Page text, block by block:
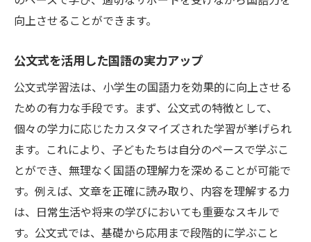
向上させることができます。
公文式を活用した国語の実力アップ
公文式学習法は、小学生の国語力を効果的に向上させる
ための有力な手段です。まず、公文式の特徴として、
個々の学力に応じたカスタマイズされた学習が挙げられ
ます。これにより、子どもたちは自分のペースで学ぶこ
とができ、無理なく国語の理解力を深めることが可能で
す。例えば、文章を正確に読み取り、内容を理解する力
は、日常生活や将来の学びにおいても重要なスキルで
す。公文式では、基礎から応用まで段階的に学ぶこと